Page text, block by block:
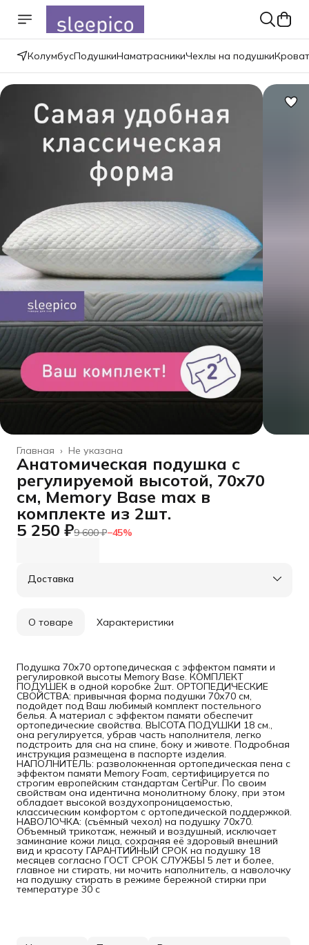
КолумбусПодушкиНаматрасникиЧехлы на подушки
Не указана
Главная ›
Анатомическая подушка с
регулируемой высотой, 70x70
см, Memory Base max в
комплекте из 2шт.
5 250 ₽9 600 ₽−45%
Доставка
О товаре Характеристики
Подушка 70х70 ортопедическая с эффектом памяти и
регулировкой высоты Memory Base. КОМПЛЕКТ
ПОДУШЕК в одной коробке 2шт. ОРТОПЕДИЧЕСКИЕ
СВОЙСТВА: привычная форма подушки 70х70 см,
подойдет под Ваш любимый комплект постельного
белья. А материал с эффектом памяти обеспечит
ортопедические свойства. ВЫСОТА ПОДУШКИ 18 см.,
она регулируется, убрав часть наполнителя, легко
подстроить для сна на спине, боку и животе. Подробная
инструкция размещена в паспорте изделия.
НАПОЛНИТЕЛЬ: разволокненная ортопедическая пена с
эффектом памяти Memory Foam, сертифицируется по
строгим европейским стандартам CertiPur. По своим
свойствам она идентична монолитному блоку, при этом
обладает высокой воздухопроницаемостью,
классическим комфортом с ортопедической поддержкой.
НАВОЛОЧКА: (съёмный чехол) на подушку 70х70.
Объемный трикотаж, нежный и воздушный, исключает
заминание кожи лица, сохраняя её здоровый внешний
вид и красоту ГАРАНТИЙНЫЙ СРОК на подушку 18
месяцев согласно ГОСТ СРОК СЛУЖБЫ 5 лет и более,
главное ни стирать, ни мочить наполнитель, а наволочку
на подушку стирать в режиме бережной стирки при
температуре 30 с